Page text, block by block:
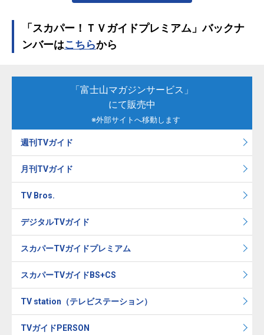
「スカパー！ＴＶガイドプレミアム」バックナ
ンバーはこちらから
「富士山マガジンサービス」
にて販売中
※外部サイトへ移動します
週刊TVガイド
月刊TVガイド
TV Bros.
デジタルTVガイド
スカパーTVガイドプレミアム
スカパーTVガイドBS+CS
TV station（テレビステーション）
TVガイドPERSON